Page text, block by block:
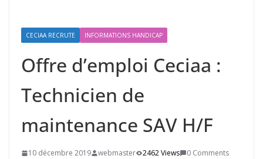
CECIAA RECRUTE INFORMATIONS HANDICAP
Offre d’emploi Ceciaa :
Technicien de
maintenance SAV H/F
10 décembre 2019 webmaster 2462 Views
0 Comments